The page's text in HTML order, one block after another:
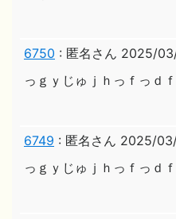
6750 : 匿名さん 2025/
っｇｙじゅｊｈっｆっｄ
6749 : 匿名さん 2025/
っｇｙじゅｊｈっｆっｄ